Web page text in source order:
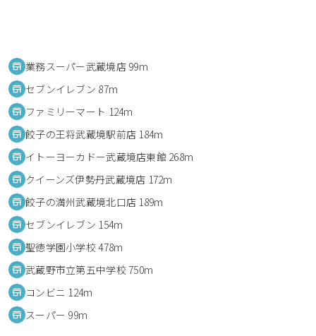
業務スーパー武蔵境店 99m
セブンイレブン 87m
ファミリーマート 124m
餃子の王将武蔵境駅前店 184m
イトーヨーカドー武蔵境店東館 268m
クイーンズ伊勢丹武蔵境店 172m
餃子の満州武蔵境北口店 189m
セブンイレブン 154m
聖徳学園小学校 478m
武蔵野市立第五中学校 750m
コンビニ 124m
スーパー 99m